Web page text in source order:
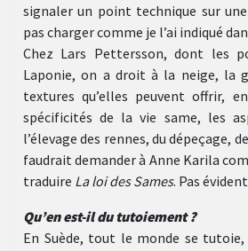
signaler un point technique sur
pas charger comme je l’ai indiqué
Chez Lars Pettersson, dont les
Laponie, on a droit à la neige, la
textures qu’elles peuvent offrir,
spécificités de la vie same, les
l’élevage des rennes, du dépeçage,
faudrait demander à Anne Karila
traduire La loi des Sames. Pas
Qu’en est-il du tutoiement ?
En Suède, tout le monde se tutoie,